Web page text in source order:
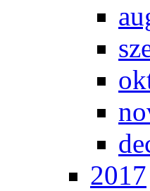
2017